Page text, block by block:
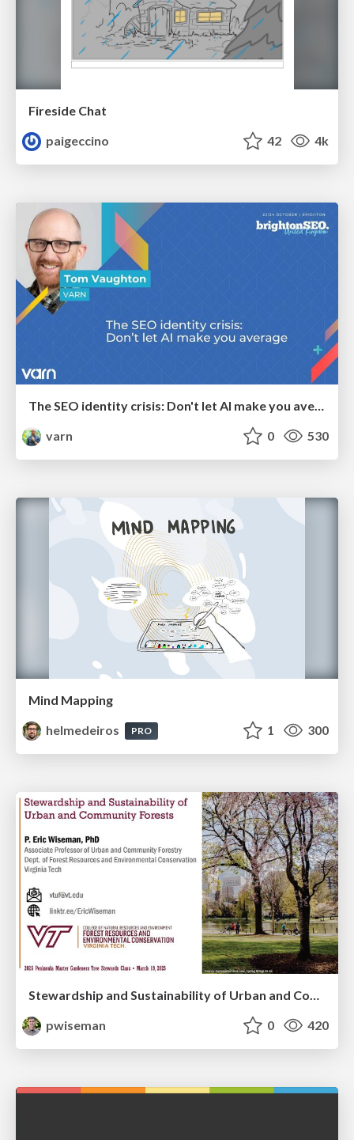
Fireside Chat
paigeccino
42 4k
The SEO identity crisis: Don't let AI make you average
varn
0 530
Mind Mapping
helmedeiros
PRO 1 300
pwiseman
0 420